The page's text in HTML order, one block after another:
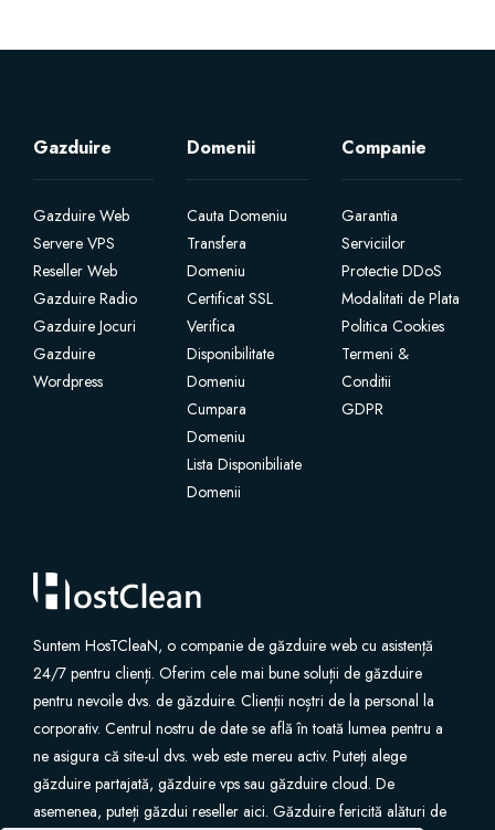
Licente cPanel WHM / WHMSonic
Servere Dedicate
Aplicatii Mobil
Certificate SSL
Website Backup
VPN
SEO Tools
Gazduire
Gazduire Web
Servere VPS
Reseller Web
Gazduire Radio
Gazduire Jocuri
Gazduire
Wordpress
Domenii
Cauta Domeniu
Transfera
Domeniu
Certificat SSL
Verifica
Disponibilitate
Domeniu
Cumpara
Domeniu
Lista Disponibiliate
Domenii
Companie
Garantia
Serviciilor
Protectie DDoS
Modalitati de Plata
Politica Cookies
Termeni &
Conditii
GDPR
Suntem HosTCleaN, o companie de găzduire web cu asistență
24/7 pentru clienți. Oferim cele mai bune soluții de găzduire
pentru nevoile dvs. de găzduire. Clienții noștri de la personal la
corporativ. Centrul nostru de date se află în toată lumea pentru a
ne asigura că site-ul dvs. web este mereu activ. Puteți alege
găzduire partajată, găzduire vps sau găzduire cloud. De
asemenea, puteți găzdui reseller aici. Găzduire fericită alături de